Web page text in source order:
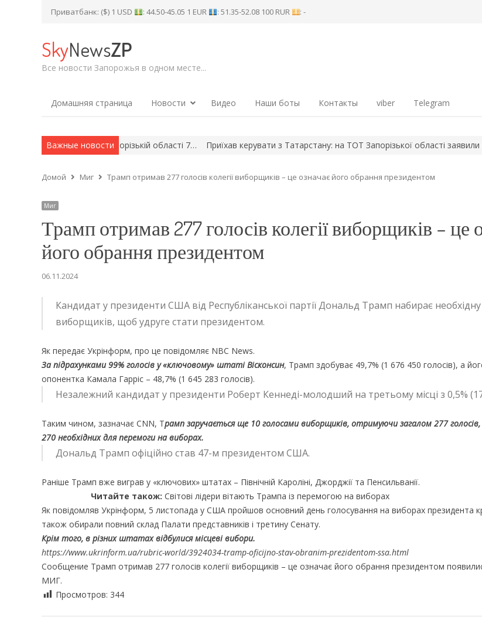
Приватбанк: ($) 1 USD : 44.50-45.05 1 EUR : 51.35-52.08 100 RUR : -
SkyNewsZP
Все новости Запорожья в одном месте...
Домашняя страница Новости Видео Наши боты Контакты viber Telegram
Важные новости
ударів по Запорізькій області 7… Приїхав керувати з Татарстану: на ТОТ Запорізької області заявили про…
Домой Миг Трамп отримав 277 голосів колегії виборщиків – це означає його обрання президентом
Миг
Трамп отримав 277 голосів колегії виборщиків – це
його обрання президентом
06.11.2024
Кандидат у президенти США від Республіканської партії Дональд Трамп набирає необхідну
виборщиків, щоб удруге стати президентом.
Як передає Укрінформ, про це повідомляє NBC News.
За підрахунками 99% голосів у «ключовому» штаті Вісконсин, Трамп здобуває 49,7% (1 676 450 голосів), а
опонентка Камала Гарріс – 48,7% (1 645 283 голосів).
Незалежний кандидат у президенти Роберт Кеннеді-молодший на третьому місці з 0,5% (17
Таким чином, зазначає CNN, Трамп заручається ще 10 голосами виборщиків, отримуючи загалом 277
270 необхідних для перемоги на виборах.
Дональд Трамп офіційно став 47-м президентом США.
Раніше Трамп вже виграв у «ключових» штатах – Північній Кароліні, Джорджії та Пенсильванії.
Читайте також: Світові лідери вітають Трампа із перемогою на виборах
Як повідомляв Укрінформ, 5 листопада у США пройшов основний день голосування на виборах президента
також обирали повний склад Палати представників і третину Сенату.
Крім того, в різних штатах відбулися місцеві вибори.
https://www.ukrinform.ua/rubric-world/3924034-tramp-oficijno-stav-obranim-prezidentom-ssa.html
Сообщение Трамп отримав 277 голосів колегії виборщиків – це означає його обрання президентом
МИГ.
Просмотров: 344